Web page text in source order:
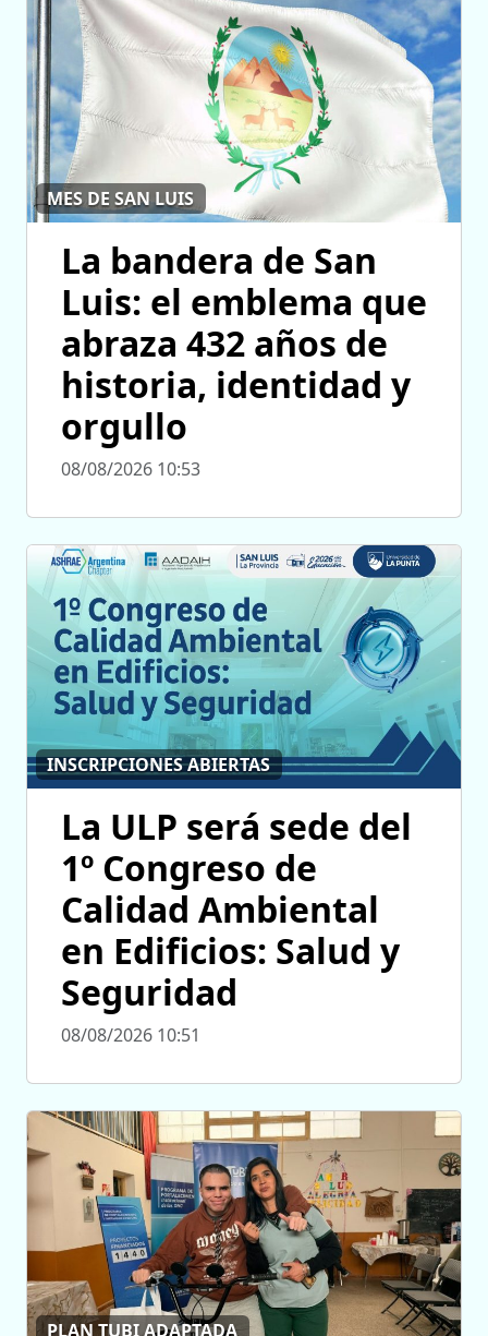
MES DE SAN LUIS
La bandera de San
Luis: el emblema que
abraza 432 años de
historia, identidad y
orgullo
08/08/2026 10:53
INSCRIPCIONES ABIERTAS
La ULP será sede del
1º Congreso de
Calidad Ambiental
en Edificios: Salud y
Seguridad
08/08/2026 10:51
PLAN TUBI ADAPTADA